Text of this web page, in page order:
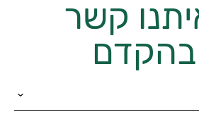
קשר
בהקדם